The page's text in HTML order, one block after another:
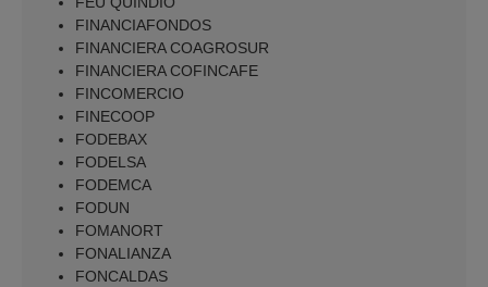
FINANCIAFONDOS
FINANCIERA COAGROSUR
FINANCIERA COFINCAFE
FINCOMERCIO
FINECOOP
FODEBAX
FODELSA
FODEMCA
FODUN
FOMANORT
FONALIANZA
FONCALDAS